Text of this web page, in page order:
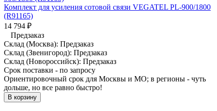
Комплект для усиления сотовой связи VEGATEL PL-900/1800
(R91165)
14 794 ₽
Предзаказ
Склад (Москва): Предзаказ
Склад (Звенигород): Предзаказ
Склад (Новороссийск): Предзаказ
Срок поставки - по запросу
Ориентировочный срок для Москвы и МО; в регионы - чуть
дольше, но все равно быстро!
В корзину